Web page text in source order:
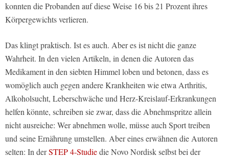
konnten die Probanden auf diese Weise 16 bis 21 Prozent ihres
Körpergewichts verlieren.
Das klingt praktisch. Ist es auch. Aber es ist nicht die ganze
Wahrheit. In den vielen Artikeln, in denen die Autoren das
Medikament in den siebten Himmel loben und betonen, dass es
womöglich auch gegen andere Krankheiten wie etwa Arthritis,
Alkoholsucht, Leberschwäche und Herz-Kreislauf-Erkrankungen
helfen könnte, schreiben sie zwar, dass die Abnehmspritze allein
nicht ausreiche: Wer abnehmen wolle, müsse auch Sport treiben
und seine Ernährung umstellen. Aber eines erwähnen die Autoren
selten: In derSTEP 4-Studiedie Novo Nordisk selbst bei der